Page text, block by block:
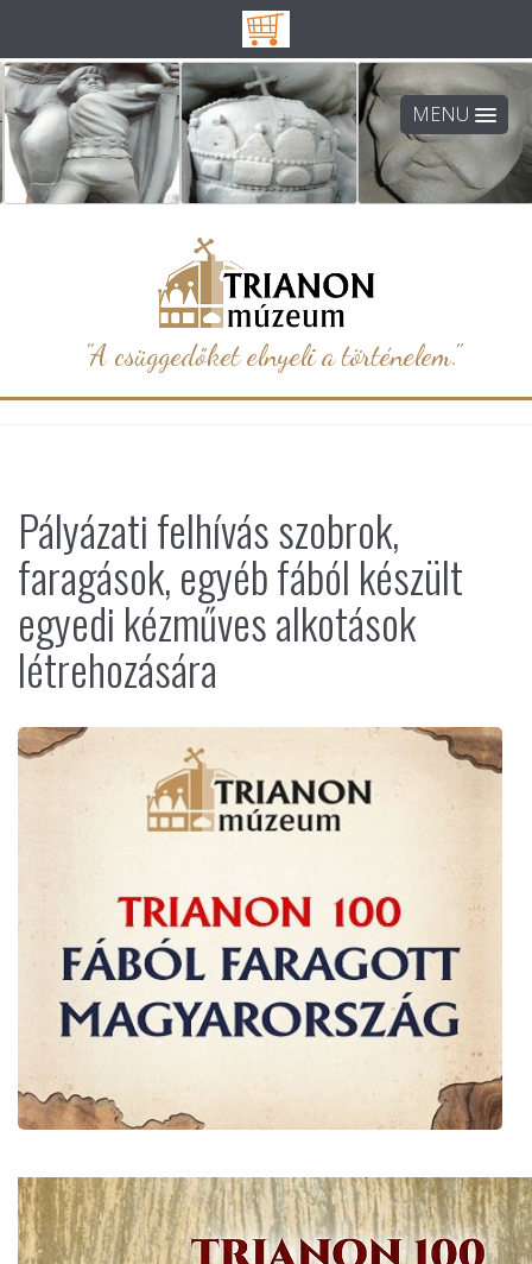
MENU
"A csüggedőket elnyeli a történelem."
Pályázati felhívás szobrok,
faragások, egyéb fából készült
egyedi kézműves alkotások
létrehozására